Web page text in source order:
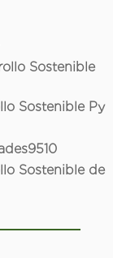
Sostenible
Sostenible Py
Sostenible de